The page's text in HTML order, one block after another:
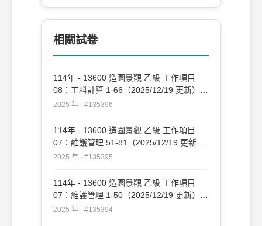
儘量採用最小粒徑粒料級配 。
相關試卷
114年 - 13600 造園景觀 乙級 工作項目
08：工料計算 1-66（2025/12/19 更新）
#135396
2025 年 · #135396
114年 - 13600 造園景觀 乙級 工作項目
07：維護管理 51-81（2025/12/19 更新）
#135395
2025 年 · #135395
114年 - 13600 造園景觀 乙級 工作項目
07：維護管理 1-50（2025/12/19 更新）
#135394
2025 年 · #135394